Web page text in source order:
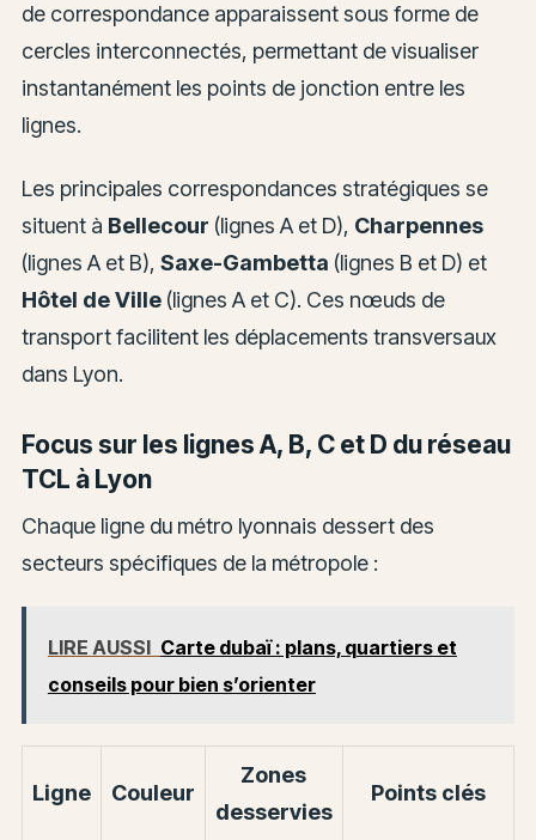
de correspondance apparaissent sous forme de
cercles interconnectés, permettant de visualiser
instantanément les points de jonction entre les
lignes.
Les principales correspondances stratégiques se
situent à Bellecour (lignes A et D), Charpennes
(lignes A et B), Saxe-Gambetta (lignes B et D) et
Hôtel de Ville(lignes A et C). Ces nœuds de
transport facilitent les déplacements transversaux
dans Lyon.
Focus sur les lignes A, B, C et D du réseau
TCL à Lyon
Chaque ligne du métro lyonnais dessert des
secteurs spécifiques de la métropole :
LIRE AUSSI Carte dubaï : plans, quartiers et
conseils pour bien s’orienter
Ligne Couleur
Zones
desservies
Points clés